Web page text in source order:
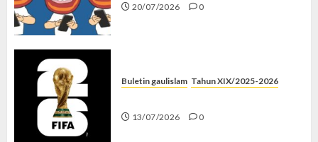
20/07/2026 0
Buletin gaulislam Tahun XIX/2025-2026
13/07/2026 0